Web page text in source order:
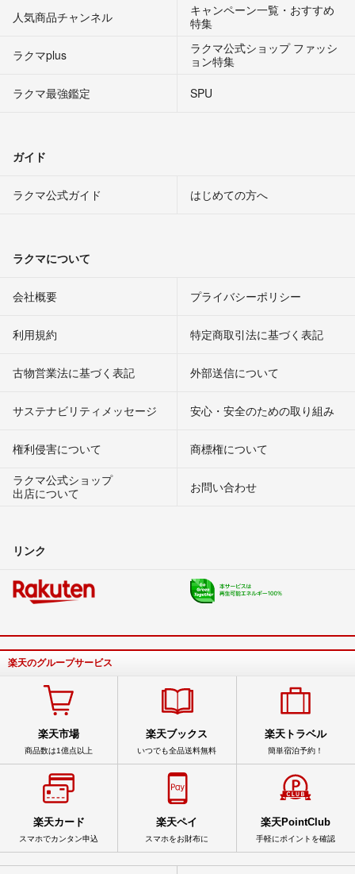
人気商品チャンネル
キャンペーン一覧・おすすめ
特集
ラクマplus
ラクマ公式ショップ ファッシ
ョン特集
ラクマ最強鑑定
SPU
ガイド
ラクマ公式ガイド はじめての方へ
ラクマについて
会社概要 プライバシーポリシー
利用規約 特定商取引法に基づく表記
古物営業法に基づく表記 外部送信について
サステナビリティメッセージ 安心・安全のための取り組み
権利侵害について
商標権について
ラクマ公式ショップ
出店について
お問い合わせ
リンク
楽天のグループサービス
楽天市場
商品数は1億点以上
楽天ブックス
いつでも全品送料無料
楽天トラベル
簡単宿泊予約！
楽天カード
スマホでカンタン申込
楽天ペイ
スマホをお財布に
楽天PointClub
手軽にポイントを確認